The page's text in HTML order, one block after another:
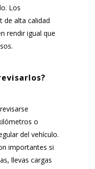
Los
de alta calidad
rendir igual que
o
del vehículo.
importantes si
llevas cargas